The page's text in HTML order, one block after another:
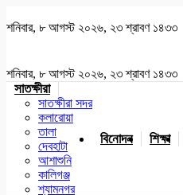
শনিবার, ৮ আগস্ট ২০২৬, ২৩ শ্রাবণ ১৪৩৩
শনিবার, ৮ আগস্ট ২০২৬, ২৩ শ্রাবণ ১৪৩৩
সাতক্ষীরা
সাতক্ষীরা সদর
কলারোয়া
তালা
দেবহাটা
আশাশুনি
কালিগঞ্জ
শ্যামনগর
বিনোদন শিক্ষা